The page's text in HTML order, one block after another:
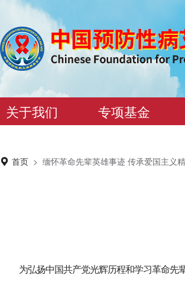
关于我们 专项基金
首页 > 缅怀革命先辈英雄事迹 传承爱国主义
为弘扬中国共产党光辉历程和学习革命先